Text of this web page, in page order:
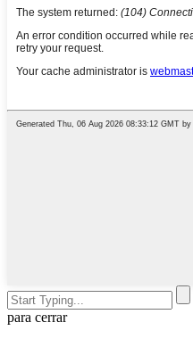
para cerrar